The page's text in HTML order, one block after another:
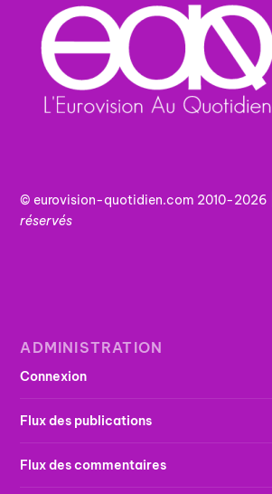
© eurovision-quotidien.com 2010-2026 |
réservés
ADMINISTRATION
Connexion
Flux des publications
Flux des commentaires